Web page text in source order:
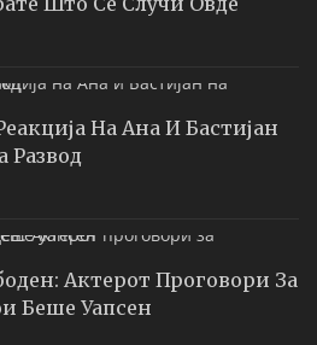
На Ана И Бастијан
Развод
Актерот Проговори За
Беше Уапсен